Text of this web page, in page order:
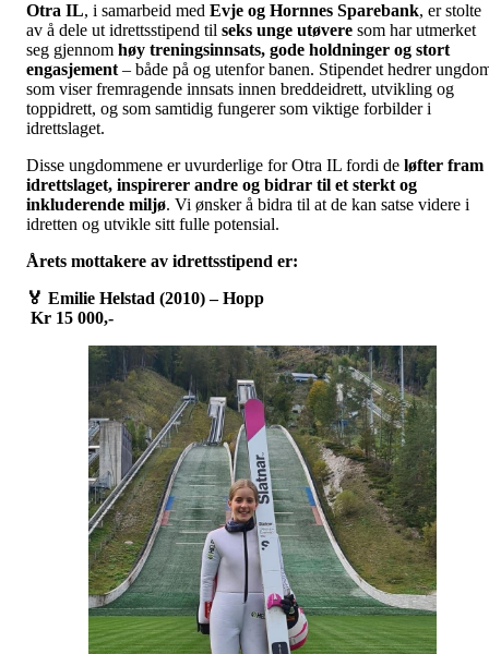
Otra IL, i samarbeid med Evje og Hornnes Sparebank, er stolte
av å dele ut idrettsstipend til seks unge utøvere som har utmerket
seg gjennom høy treningsinnsats, gode holdninger og stort
engasjement – både på og utenfor banen. Stipendet hedrer
som viser fremragende innsats innen breddeidrett, utvikling og
toppidrett, og som samtidig fungerer som viktige forbilder i
idrettslaget.
Disse ungdommene er uvurderlige for Otra IL fordi de løfter fram
idrettslaget, inspirerer andre og bidrar til et sterkt og
inkluderende miljø. Vi ønsker å bidra til at de kan satse videre i
idretten og utvikle sitt fulle potensial.
Årets mottakere av idrettsstipend er:
🏅 Emilie Helstad (2010) – Hopp
Kr 15 000,-